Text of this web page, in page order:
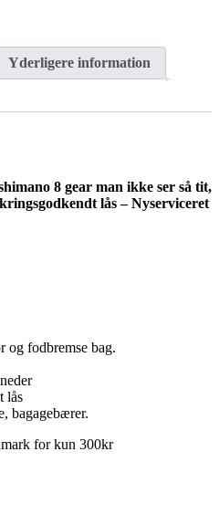
Yderligere information
8 gear man ikke ser så tit,
lås – Nyserviceret
og fodbremse bag.
lås
bagagebærer.
for kun 300kr